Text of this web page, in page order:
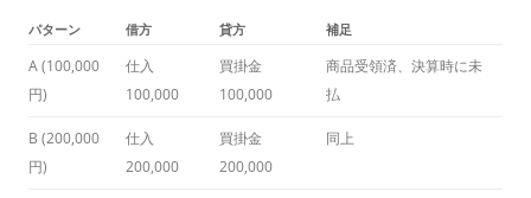
パターン 借方 貸方 補足
A (100,000
円)
仕入
100,000
買掛金
100,000
商品受領済、決算時に未
払
B (200,000
円)
仕入
200,000
買掛金
200,000
同上